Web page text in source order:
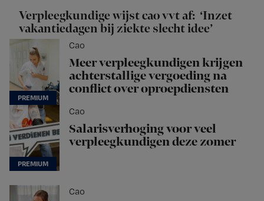
Verpleegkundige wijst cao vvt af: ‘Inzet
vakantiedagen bij ziekte slecht idee’
Cao
Meer verpleegkundigen krijgen
achterstallige vergoeding na
conflict over oproepdiensten
Cao
Salarisverhoging voor veel
verpleegkundigen deze zomer
Cao